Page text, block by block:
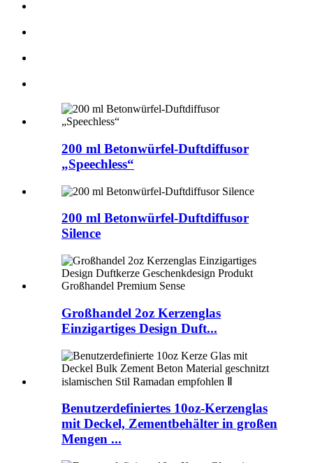
200 ml Betonwürfel-Duftdiffusor
„Speechless“
200 ml Betonwürfel-Duftdiffusor
Silence
Großhandel 2oz Kerzenglas
Einzigartiges Design Duft...
Benutzerdefiniertes 10oz-Kerzenglas
mit Deckel, Zementbehälter in großen
Mengen ...